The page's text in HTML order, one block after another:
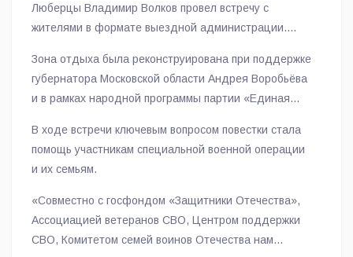
Люберцы Владимир Волков провел встречу с
жителями в формате выездной администрации.
площадке обновленного Летнего театра.
Зона отдыха была реконструирована при поддержке
губернатора Московской области Андрея Воробьёва
и в рамках народной программы партии «Единая
В ходе встречи ключевым вопросом повестки стала
помощь участникам специальной военной операции
и их семьям.
«Совместно с госфондом «Защитники Отечества»,
Ассоциацией ветеранов СВО, Центром поддержки
СВО, Комитетом семей воинов Отечества нам